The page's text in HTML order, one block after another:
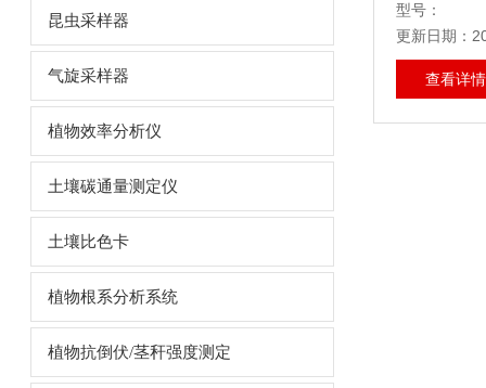
昆虫采样器
气旋采样器
植物效率分析仪
土壤碳通量测定仪
土壤比色卡
植物根系分析系统
植物抗倒伏/茎秆强度测定
型号：
更新日期：
查看详情